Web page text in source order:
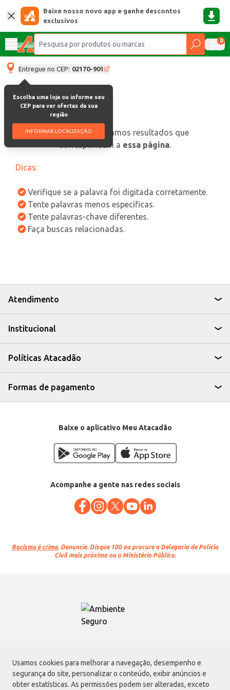
Usamos cookies para melhorar a navegação, desempenho e
segurança do site, personalizar o conteúdo, exibir anúncios e
obter estatísticas. As permissões podem ser alteradas, exceto
Baixe nosso novo app e ganhe descontos
exclusivos
0
Entregue no CEP: 02170-901
Escolha uma loja ou informe seu
CEP para ver ofertas da sua
região
INFORMAR LOCALIZAÇÃO
oops, não encontramos resultados que
correspondam a essa página.
Dicas:
Verifique se a palavra foi digitada corretamente.
Tente palavras menos específicas.
Tente palavras-chave diferentes.
Faça buscas relacionadas.
Atendimento
Institucional
Políticas Atacadão
Formas de pagamento
Baixe o aplicativo Meu Atacadão
Acompanhe a gente nas redes sociais
Racismo é crime. Denuncie. Disque 100 ou procure a Delegacia de Polícia
Civil mais próxima ou o Ministério Público.
Atacadão S.A.
Avenida Morvan Dias de Figueiredo, 6169, Vila Maria, São Paulo - SP | CEP
02170-901 | CNPJ: 75.315.333/0001-09